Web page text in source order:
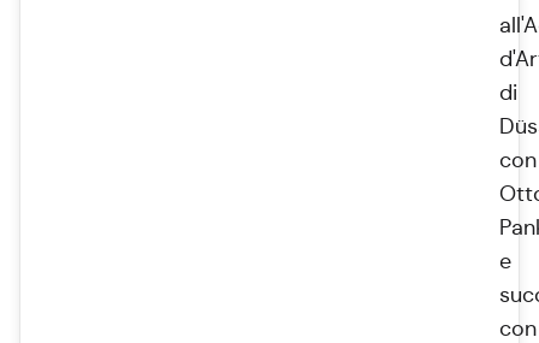
di
con
e
con